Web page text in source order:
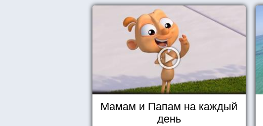
Мамам и Папам на каждый
день